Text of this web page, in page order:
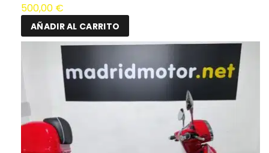
500,00 €
AÑADIR AL CARRITO